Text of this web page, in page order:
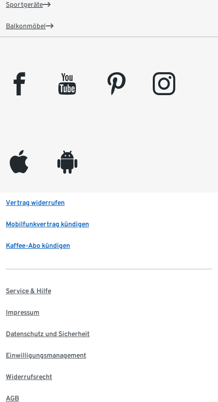
Sportgeräte
Balkonmöbel
facebook youtube pinterest instagram
appleinc android
Vertrag widerrufen
Mobilfunkvertrag kündigen
Kaffee-Abo kündigen
Service & Hilfe
Impressum
Datenschutz und Sicherheit
Einwilligungsmanagement
Widerrufsrecht
AGB